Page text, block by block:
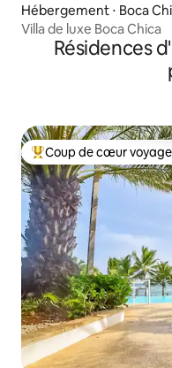
Hébergement ⋅ Boca
Villa de luxe Boca Chica
Résidences
Coups de cœur
Coup de cœur